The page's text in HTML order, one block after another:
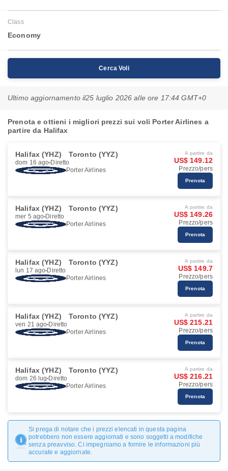
Class
Economy
Cerca Voli
Ultimo aggiornamento il25 luglio 2026 alle ore 17:44 GMT+0
Prenota e ottieni i migliori prezzi sui voli Porter Airlines a
partire da Halifax
Halifax (YHZ) Toronto (YYZ)
dom 16 ago Diretto
Porter Airlines
A partire da
US$ 149.12
Prezzo/pers
Prenota
Halifax (YHZ) Toronto (YYZ)
mer 5 ago Diretto
Porter Airlines
A partire da
US$ 149.26
Prezzo/pers
Prenota
Halifax (YHZ) Toronto (YYZ)
lun 17 ago Diretto
Porter Airlines
A partire da
US$ 149.7
Prezzo/pers
Prenota
Halifax (YHZ) Toronto (YYZ)
ven 21 ago Diretto
Porter Airlines
A partire da
US$ 215.21
Prezzo/pers
Prenota
Halifax (YHZ) Toronto (YYZ)
dom 26 lug Diretto
Porter Airlines
A partire da
US$ 216.21
Prezzo/pers
Prenota
Si prega di notare che i prezzi elencati in questa pagina
potrebbero non essere aggiornati e sono soggetti a modifiche
senza preavviso. Ci impegniamo a fornire le informazioni più
accurate e aggiornate.